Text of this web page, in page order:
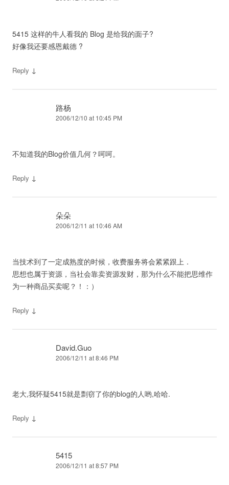
5415 这样的牛人看我的 Blog 是给我的面子?
好像我还要感恩戴德 ?
Reply ↓
路杨
2006/12/10 at 10:45 PM
不知道我的Blog价值几何？呵呵。
Reply ↓
朵朵
2006/12/11 at 10:46 AM
当技术到了一定成熟度的时候，收费服务将会紧紧跟上．
思想也属于资源，当社会靠卖资源发财，那为什么不能把思维作
为一种商品买卖呢？！：）
Reply ↓
David.Guo
2006/12/11 at 8:46 PM
老大,我怀疑5415就是剽窃了你的blog的人哟,哈哈.
Reply ↓
5415
2006/12/11 at 8:57 PM